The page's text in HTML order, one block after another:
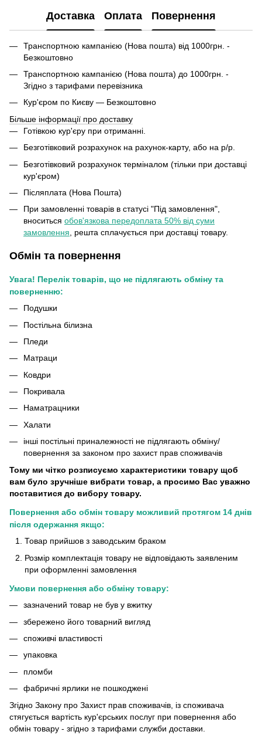
Доставка Оплата Повернення
Транспортною кампанією (Нова пошта) від 1000грн. -
Безкоштовно
Транспортною кампанією (Нова пошта) до 1000грн. -
Згідно з тарифами перевізника
Кур'єром по Києву — Безкоштовно
Більше інформації про доставку
Готівкою кур'єру при отриманні.
Безготівковий розрахунок на рахунок-карту, або на р/р.
Безготівковий розрахунок терміналом (тільки при доставці
кур'єром)
Післяплата (Нова Пошта)
При замовленні товарів в статусі "Під замовлення",
вноситься обов'язкова передоплата 50% від суми
замовлення, решта сплачується при доставці товару.
Обмін та повернення
Увага! Перелік товарів, що не підлягають обміну та
поверненню:
Подушки
Постільна білизна
Пледи
Матраци
Ковдри
Покривала
Наматрацники
Халати
інші постільні приналежності не підлягають обміну/
повернення за законом про захист прав споживачів
Тому ми чітко розписуємо характеристики товару щоб
вам було зручніше вибрати товар, а просимо Вас уважно
поставитися до вибору товару.
Повернення або обмін товару можливий протягом 14 днів
після одержання якщо:
Товар прийшов з заводським браком
Розмір комплектація товару не відповідають заявленим
при оформленні замовлення
Умови повернення або обміну товару:
зазначений товар не був у вжитку
збережено його товарний вигляд
споживчі властивості
упаковка
пломби
фабричні ярлики не пошкоджені
Згідно Закону про Захист прав споживачів, із споживача
стягується вартість кур'єрських послуг при повернення або
обмін товару - згідно з тарифами служби доставки.